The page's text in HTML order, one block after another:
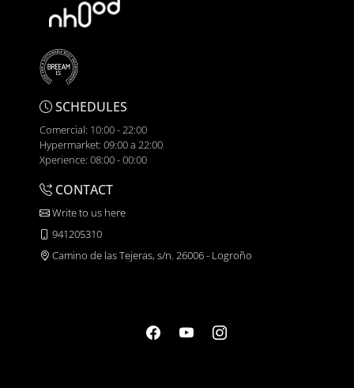
SCHEDULES
Comercial: 10:00 - 22:00
Hypermarket: 09:00 a 22:00
Xperience: 08:00 - 00:00
CONTACT
Write to us here
941205310
Camino de las Tejeras, s/n. 26006 - Logroño